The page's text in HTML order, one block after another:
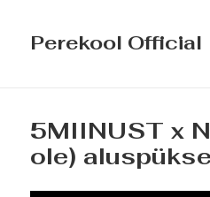
Perekool Official
5MIINUST x
ole) aluspükse